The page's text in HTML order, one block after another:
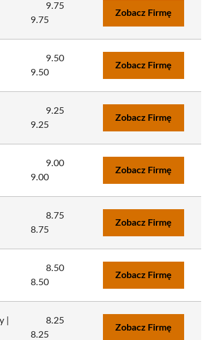
9.75
9.75
Zobacz Firmę
9.50
9.50
Zobacz Firmę
9.25
9.25
Zobacz Firmę
9.00
9.00
Zobacz Firmę
8.75
8.75
Zobacz Firmę
8.50
8.50
Zobacz Firmę
|
8.25
8.25
Zobacz Firmę